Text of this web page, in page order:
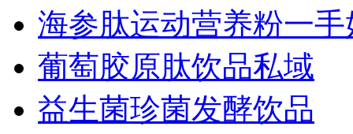
海参肽运动营养粉一
葡萄胶原肽饮品私域
益生菌珍菌发酵饮品